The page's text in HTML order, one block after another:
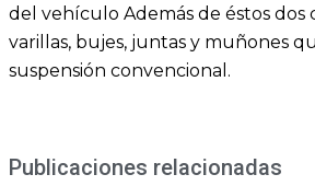
del vehículo Además de éstos dos
varillas, bujes, juntas y muñones
suspensión convencional.
Publicaciones relacionadas